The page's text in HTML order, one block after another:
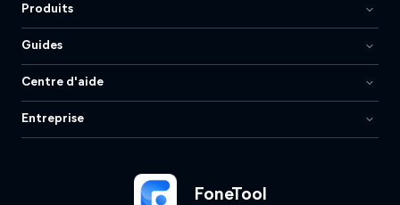
FoneTool
Produits
Guides
Centre d'aide
Entreprise